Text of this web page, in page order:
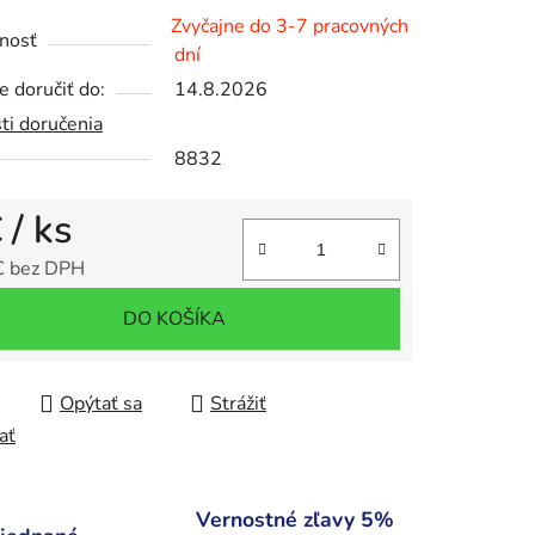
Zvyčajne do 3-7 pracovných
dní
doručiť do:
14.8.2026
doručenia
8832
/ ks
bez DPH
DO KOŠÍKA
Opýtať sa
Strážiť
Vernostné zľavy 5%